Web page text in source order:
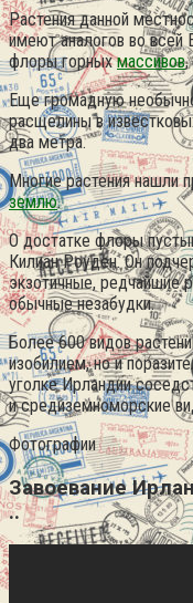
Растения данной
имеют аналогов во всей
флоры горныхмассивов,
Еще громадную
расщелины в
два метра.
Многие растения нашли
землю.
О достатке флоры
Килиан Роуден. Он
экзотичные, редчайшие
обычные незабудки.
Более 600 видов
изобилием, но и
уголке Ирландии
и средиземноморские
Фотографии
Завоевание
..